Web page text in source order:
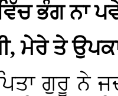
ਭੰਗ ਨਾ
ਮੇਰੇ ਤੇ
ਗੁਰੂ ਨੇ